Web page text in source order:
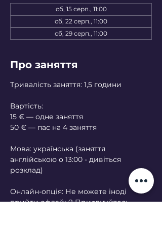
сб, 15 серп., 11:00
сб, 22 серп., 11:00
сб, 29 серп., 11:00
Про заняття
Тривалість заняття: 1,5 години
Вартість:
15 € — одне заняття
50 € — пас на 4 заняття
Мова: українська (заняття
англійською о 13:00 - дивіться
розклад)
Онлайн-опція: Не можете іноді
прийти офлайн? Приєднуйтесь